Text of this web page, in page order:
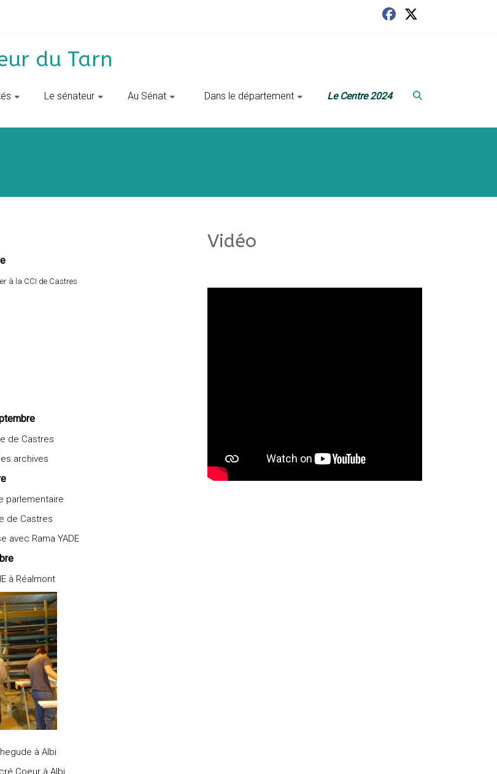
du Tarn
Le sénateur Au Sénat ‎ ‎ Dans le département Le Centre 2024
à la CCI de Castres
de Castres
archives
parlementaire
de Castres
avec Rama YADE
à Réalmont
à Albi
Coeur à Albi
Vidéo